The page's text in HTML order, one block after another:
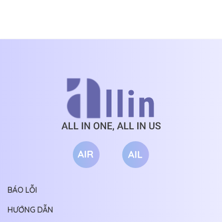
CHƯƠNG 798 25/07/2026
25/07/2026
25/07/2026
25/07/2026
CHƯƠNG 789
BÁO LỖI
HƯỚNG DẪN